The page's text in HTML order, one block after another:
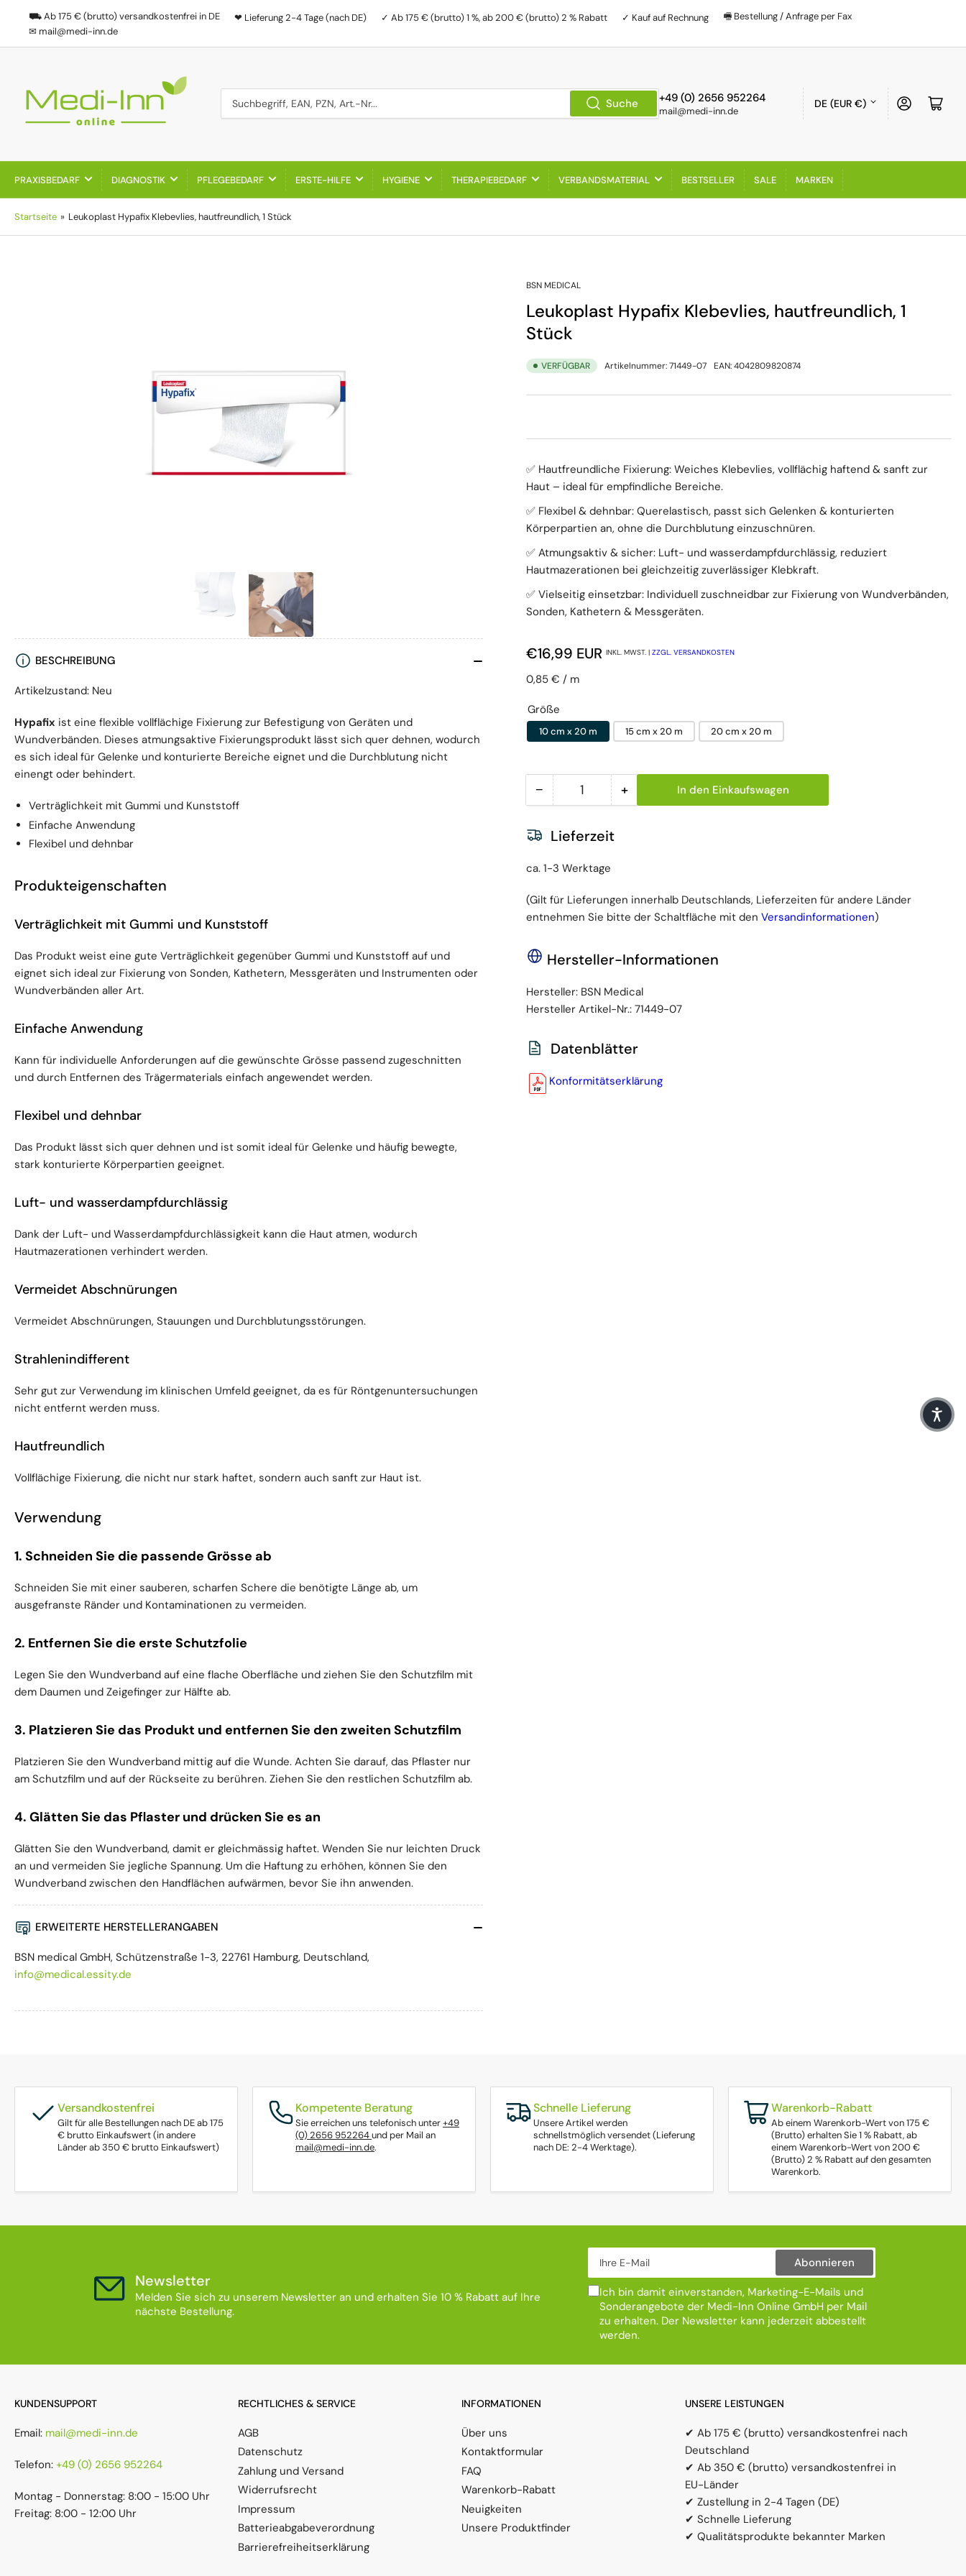
⛟ Ab 175 € (brutto) versandkostenfrei in DE ❤ Lieferung 2-4 Tage (nach DE) ✓ Ab 175 € (brutto) 1 %, ab 200 € (brutto) 2 % Rabatt ✓ Kauf auf Rechnung
🖷 Bestellung / Anfrage per Fax
✉ mail@medi-inn.de
Suche +49 (0) 2656 952264
mail@medi-inn.de
Land/Region
DE (EUR €) AnmeldenMini-
PRAXISBEDARF DIAGNOSTIK PFLEGEBEDARF ERSTE-HILFE HYGIENE THERAPIEBEDARF VERBANDSMATERIAL BESTSELLER SALE MARKEN
Startseite » Leukoplast Hypafix Klebevlies, hautfreundlich, 1 Stück
BSN MEDICAL
Leukoplast Hypafix Klebevlies, hautfreundlich, 1
Stück
VERFÜGBAR Artikelnummer:71449-07 EAN:4042809820874
✅ Hautfreundliche Fixierung: Weiches Klebevlies, vollflächig haftend & sanft zur
Haut – ideal für empfindliche Bereiche.
✅ Flexibel & dehnbar: Querelastisch, passt sich Gelenken & konturierten
Körperpartien an, ohne die Durchblutung einzuschnüren.
✅ Atmungsaktiv & sicher: Luft- und wasserdampfdurchlässig, reduziert
Hautmazerationen bei gleichzeitig zuverlässiger Klebkraft.
✅ Vielseitig einsetzbar: Individuell zuschneidbar zur Fixierung von Wundverbänden,
Sonden, Kathetern & Messgeräten.
Normaler Preis
€16,99 EUR INKL. MWST. | ZZGL. VERSANDKOSTEN
Preis pro Einheit
0,85 € / pro
m
Größe
10 cm x 20 m 15 cm x 20 m 20 cm x 20 m
− Menge reduzieren für Leukoplast Hypafix Klebevlies, hautfreundlich, 1
Menge +Menge erhöhen für Leukoplast Hypafix Klebevlies,
In den Einkaufswagen
Lieferzeit
ca. 1-3 Werktage
(Gilt für Lieferungen innerhalb Deutschlands, Lieferzeiten für andere Länder
entnehmen Sie bitte der Schaltfläche mit den Versandinformationen)
Hersteller-Informationen
Hersteller: BSN Medical
Hersteller Artikel-Nr.: 71449-07
Datenblätter
Konformitätserklärung
BESCHREIBUNG
Artikelzustand: Neu
Hypafix ist eine flexible vollflächige Fixierung zur Befestigung von Geräten und
Wundverbänden. Dieses atmungsaktive Fixierungsprodukt lässt sich quer dehnen, wodurch
es sich ideal für Gelenke und konturierte Bereiche eignet und die Durchblutung nicht
einengt oder behindert.
Verträglichkeit mit Gummi und Kunststoff
Einfache Anwendung
Flexibel und dehnbar
Produkteigenschaften
Verträglichkeit mit Gummi und Kunststoff
Das Produkt weist eine gute Verträglichkeit gegenüber Gummi und Kunststoff auf und
eignet sich ideal zur Fixierung von Sonden, Kathetern, Messgeräten und Instrumenten oder
Wundverbänden aller Art.
Einfache Anwendung
Kann für individuelle Anforderungen auf die gewünschte Grösse passend zugeschnitten
und durch Entfernen des Trägermaterials einfach angewendet werden.
Flexibel und dehnbar
Das Produkt lässt sich quer dehnen und ist somit ideal für Gelenke und häufig bewegte,
stark konturierte Körperpartien geeignet.
Luft- und wasserdampfdurchlässig
Dank der Luft- und Wasserdampfdurchlässigkeit kann die Haut atmen, wodurch
Hautmazerationen verhindert werden.
Vermeidet Abschnürungen
Vermeidet Abschnürungen, Stauungen und Durchblutungsstörungen.
Strahlenindifferent
Sehr gut zur Verwendung im klinischen Umfeld geeignet, da es für Röntgenuntersuchungen
nicht entfernt werden muss.
Hautfreundlich
Vollflächige Fixierung, die nicht nur stark haftet, sondern auch sanft zur Haut ist.
Verwendung
1. Schneiden Sie die passende Grösse ab
Schneiden Sie mit einer sauberen, scharfen Schere die benötigte Länge ab, um
ausgefranste Ränder und Kontaminationen zu vermeiden.
2. Entfernen Sie die erste Schutzfolie
Legen Sie den Wundverband auf eine flache Oberfläche und ziehen Sie den Schutzfilm mit
dem Daumen und Zeigefinger zur Hälfte ab.
3. Platzieren Sie das Produkt und entfernen Sie den zweiten Schutzfilm
Platzieren Sie den Wundverband mittig auf die Wunde. Achten Sie darauf, das Pflaster nur
am Schutzfilm und auf der Rückseite zu berühren. Ziehen Sie den restlichen Schutzfilm ab.
4. Glätten Sie das Pflaster und drücken Sie es an
Glätten Sie den Wundverband, damit er gleichmässig haftet. Wenden Sie nur leichten Druck
an und vermeiden Sie jegliche Spannung. Um die Haftung zu erhöhen, können Sie den
Wundverband zwischen den Handflächen aufwärmen, bevor Sie ihn anwenden.
ERWEITERTE HERSTELLERANGABEN
BSN medical GmbH, Schützenstraße 1-3, 22761 Hamburg, Deutschland,
info@medical.essity.de
Versandkostenfrei
Gilt für alle Bestellungen nach DE ab 175
€ brutto Einkaufswert (in andere
Länder ab 350 € brutto Einkaufswert)
Kompetente Beratung
Sie erreichen uns telefonisch unter+49
(0) 2656 952264und per Mail an
mail@medi-inn.de.
Schnelle Lieferung
Unsere Artikel werden
schnellstmöglich versendet (Lieferung
nach DE: 2-4 Werktage).
Warenkorb-Rabatt
Ab einem Warenkorb-Wert von 175 €
(Brutto) erhalten Sie 1 % Rabatt, ab
einem Warenkorb-Wert von 200 €
(Brutto) 2 % Rabatt auf den gesamten
Warenkorb.
Newsletter
Melden Sie sich zu unserem Newsletter an und erhalten Sie 10 % Rabatt auf Ihre
nächste Bestellung.
Ihre E-Mail
Abonnieren
Ich bin damit einverstanden, Marketing-E-Mails und
Sonderangebote der Medi-Inn Online GmbH per Mail
zu erhalten. Der Newsletter kann jederzeit abbestellt
werden.
KUNDENSUPPORT
Email: mail@medi-inn.de
Telefon: +49 (0) 2656 952264
Montag - Donnerstag: 8:00 - 15:00 Uhr
Freitag: 8:00 - 12:00 Uhr
RECHTLICHES & SERVICE
AGB
Datenschutz
Zahlung und Versand
Widerrufsrecht
Impressum
Batterieabgabeverordnung
Barrierefreiheitserklärung
INFORMATIONEN
Über uns
Kontaktformular
FAQ
Warenkorb-Rabatt
Neuigkeiten
Unsere Produktfinder
UNSERE LEISTUNGEN
✔ Ab 175 € (brutto) versandkostenfrei nach
Deutschland
✔ Ab 350 € (brutto) versandkostenfrei in
EU-Länder
✔ Zustellung in 2-4 Tagen (DE)
✔ Schnelle Lieferung
✔ Qualitätsprodukte bekannter Marken